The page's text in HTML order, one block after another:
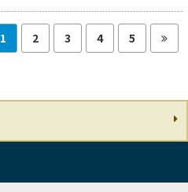
1 2 3 4 5